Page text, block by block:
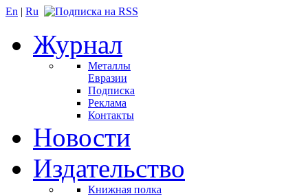
En | Ru
Журнал
Металлы
Евразии
Подписка
Реклама
Контакты
Новости
Издательство
Книжная полка